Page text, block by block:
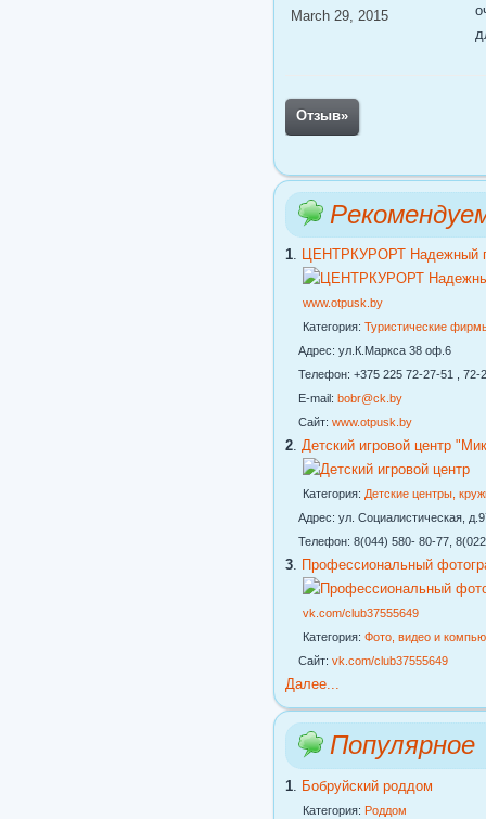
March 29, 2015
Отзыв»
1. ЦЕНТРКУРОРТ Надежный
www.otpusk.by
Категория: Туристические
Адрес: ул.К.Маркса 38 оф.6
Телефон: +375 225 72-27-51 , 72-
E-mail: bobr@ck.by
Сайт: www.otpusk.by
2. Детский игровой центр
Категория: Детские центры,
Адрес: ул. Социалистическая,
Телефон: 8(044) 580- 80-77,
3. Профессиональный
vk.com/club37555649
Категория: Фото, видео и
Сайт: vk.com/club37555649
Далее...
Популярное
1 Бобруйский роддом
Категория: Роддом